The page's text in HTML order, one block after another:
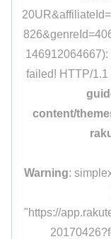
failed! HTTP/1.1
content/
Warning:
"https://